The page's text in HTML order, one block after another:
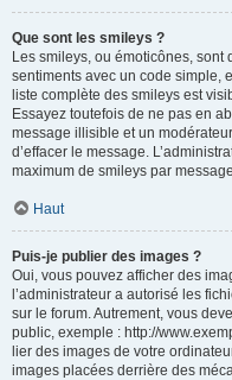
Que sont les smileys ?
Les smileys, ou émoticônes,
sentiments avec un code simple,
liste complète des smileys est
Essayez toutefois de ne pas en
message illisible et un
d’effacer le message.
maximum de smileys par
Haut
Puis-je publier des images ?
Oui, vous pouvez afficher des
l’administrateur a autorisé les
sur le forum. Autrement, vous
public, exemple : http://
lier des images de votre
images placées derrière des